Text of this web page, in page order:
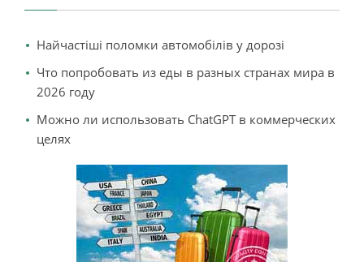
Найчастіші поломки автомобілів у дорозі
Что попробовать из еды в разных странах мира в
2026 году
Можно ли использовать ChatGPT в коммерческих
целях